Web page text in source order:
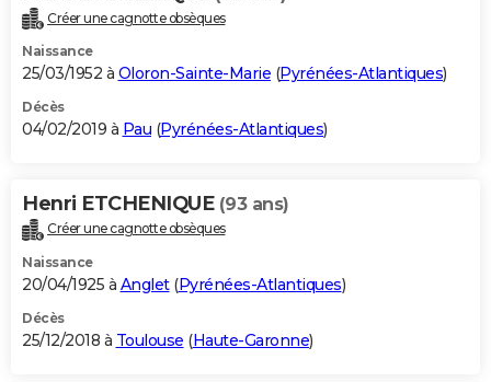
Créer une cagnotte obsèques
Naissance
25/03/1952 à Oloron-Sainte-Marie (Pyrénées-Atlantiques)
Décès
04/02/2019 à Pau (Pyrénées-Atlantiques)
Henri ETCHENIQUE (93 ans)
Créer une cagnotte obsèques
Naissance
20/04/1925 à Anglet(Pyrénées-Atlantiques)
Décès
25/12/2018 à Toulouse (Haute-Garonne)